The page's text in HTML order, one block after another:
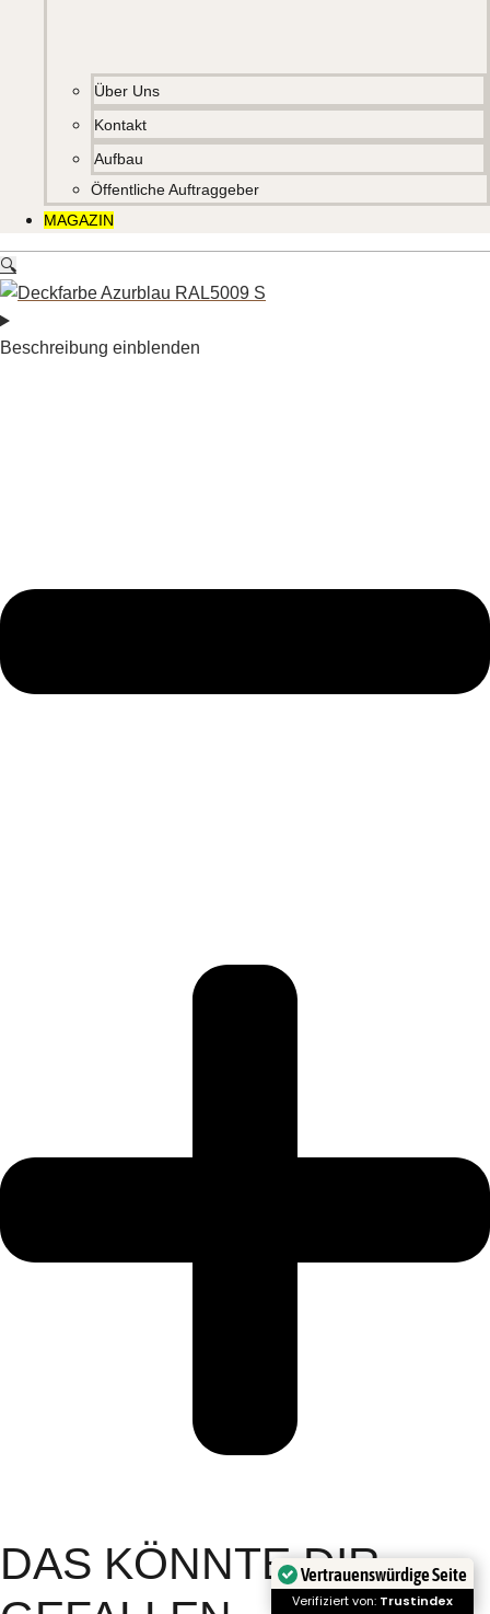
Über Uns
Kontakt
Aufbau
Öffentliche Auftraggeber
MAGAZIN
🔍
Beschreibung einblenden
DAS KÖNNTE DIRVertrauenswürdige Seite
Verifiziert von: Trustindex